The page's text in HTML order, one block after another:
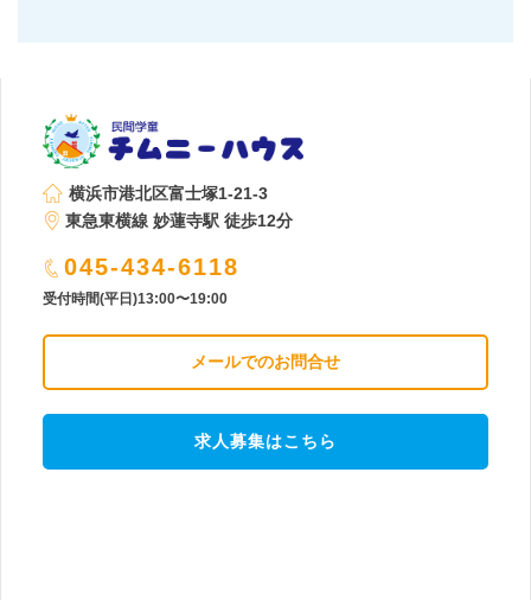
横浜市港北区富士塚1-21-3
東急東横線 妙蓮寺駅 徒歩12分
045-434-6118
受付時間(平日)13:00〜19:00
メールでのお問合せ
求人募集はこちら